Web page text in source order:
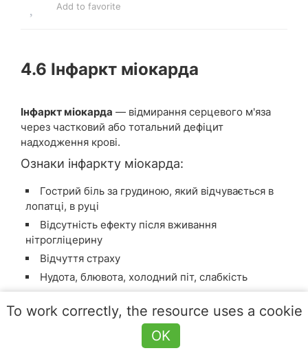
Add to favorite
4.6 Інфаркт міокарда
Інфаркт міокарда — відмирання серцевого м'яза
через частковий або тотальний дефіцит
надходження крові.
Ознаки інфаркту міокарда:
Гострий біль за грудиною, який відчувається в
лопатці, в руці
Відсутність ефекту після вживання
нітрогліцерину
Відчуття страху
Нудота, блювота, холодний піт, слабкість
Негайно доставте постраждалого до лікувального
To work correctly, the resource uses a cookie
OK